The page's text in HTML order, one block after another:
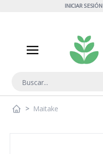
INICIAR SESIÓN
> Maitake